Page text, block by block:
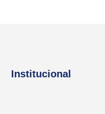
Institucional